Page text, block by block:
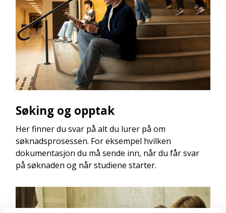
Søking og opptak
Her finner du svar på alt du lurer på om
søknadsprosessen. For eksempel hvilken
dokumentasjon du må sende inn, når du får svar
på søknaden og når studiene starter.